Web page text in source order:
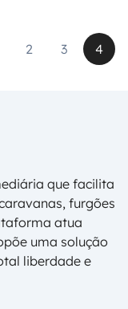
convencer
2 3 4
que facilita
furgões
atua
uma solução
liberdade e